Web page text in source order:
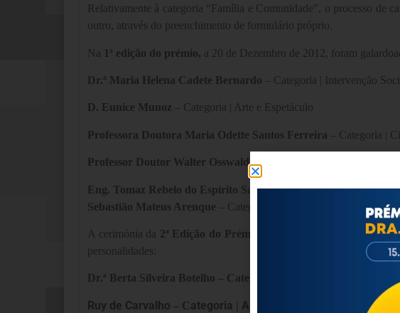
Relativamente à categoria “Família e Comunidade”, o processo de
outro, através do preenchimento de formulário próprio.
Na 1ª edição do prémio, a 20 de Dezembro de 2012, foram
Dr.ª Maria Helena Cadete Bernardo Categoria | Intervenção
D. Eunice Munoz Categoria | Arte e Espetáculo
Professora Doutora Maria Odette Santos Ferreira – Categoria |
Professor Doutor Walter Osswald –Categoria | Política e Cidadania
Eng. Tomaz Rebelo do Espírito Santo – Categoria | Família e
Sebastião Mateus Arenque
– Categoria | Família e Comunidade
A cerimónia da 2ª Edição do Prémio Envelhecimento Ativo Dr.ª
personalidades:
Dr.ª Berta Silveira Botelho – Categoria | Intervenção Social
Ruy de Carvalho – C ategoria Arte e Espetáculo